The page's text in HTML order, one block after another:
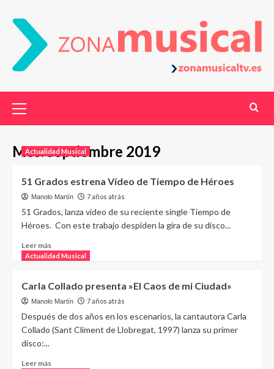
Mes:septiembre 2019
Actualidad Musical
51 Grados estrena Vídeo de Tiempo de Héroes
Manolo Martín 7 años atrás
51 Grados, lanza video de su reciente single Tiempo de
Héroes. Con este trabajo despiden la gira de su disco...
Leer más
Actualidad Musical
Carla Collado presenta »El Caos de mi Ciudad»
Manolo Martín 7 años atrás
Después de dos años en los escenarios, la cantautora Carla
Collado (Sant Climent de Llobregat, 1997) lanza su primer
disco:...
Leer más